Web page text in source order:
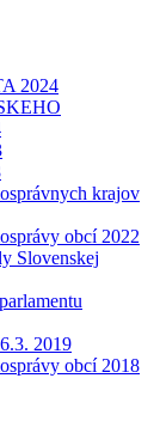
2024
krajov
obcí 2022
Slovenskej
2019
obcí 2018